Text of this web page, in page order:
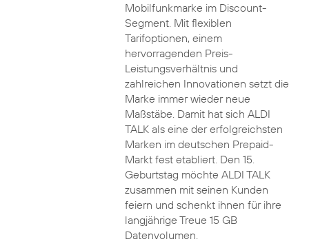
Mobilfunkmarke im Discount-
Segment. Mit flexiblen
Tarifoptionen, einem
hervorragenden Preis-
Leistungsverhältnis und
zahlreichen Innovationen setzt die
Marke immer wieder neue
Maßstäbe. Damit hat sich ALDI
TALK als eine der erfolgreichsten
Marken im deutschen Prepaid-
Markt fest etabliert. Den 15.
Geburtstag möchte ALDI TALK
zusammen mit seinen Kunden
feiern und schenkt ihnen für ihre
langjährige Treue 15 GB
Datenvolumen.